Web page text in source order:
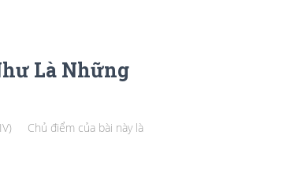
Là Những
IV) Chủ điểm của bài này là